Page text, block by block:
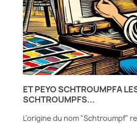
ET PEYO SCHTROUMPFA
SCHTROUMPFS...
L'origine du nom "Schtroumpf"